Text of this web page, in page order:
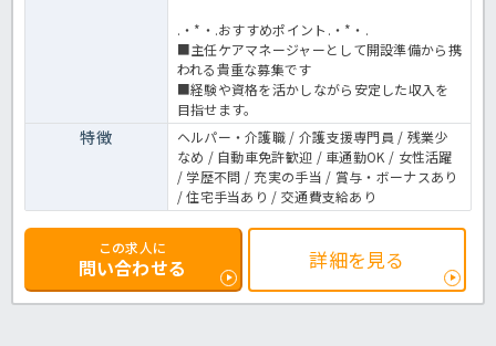
.・*・.おすすめポイント.・*・.
■主任ケアマネージャーとして開設準備から携
われる貴重な募集です
■経験や資格を活かしながら安定した収入を
目指せます。
特徴
ヘルパー・介護職 / 介護支援専門員 / 残業少
なめ / 自動車免許歓迎 / 車通勤OK / 女性活躍
/ 学歴不問 / 充実の手当 / 賞与・ボーナスあり
/ 住宅手当あり / 交通費支給あり
この求人に
問い合わせる 詳細を見る